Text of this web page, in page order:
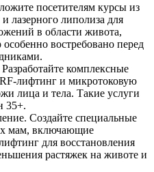
посетителям курсы из
лазерного липолиза для
в области живота,
востребовано перед
Разработайте комплексные
лифтинг и микротоковую
лица и тела. Такие услуги
35+.
Создайте специальные
мам, включающие
для восстановления
растяжек на животе и